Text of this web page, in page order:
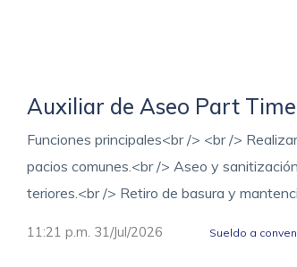
Auxiliar de Aseo Part Time
Funciones principales<br /> <br />
pacios comunes.<br /> Aseo y
teriores.<br /> Retiro de basura y
11:21 p.m. 31/Jul/2026 Sueldo a